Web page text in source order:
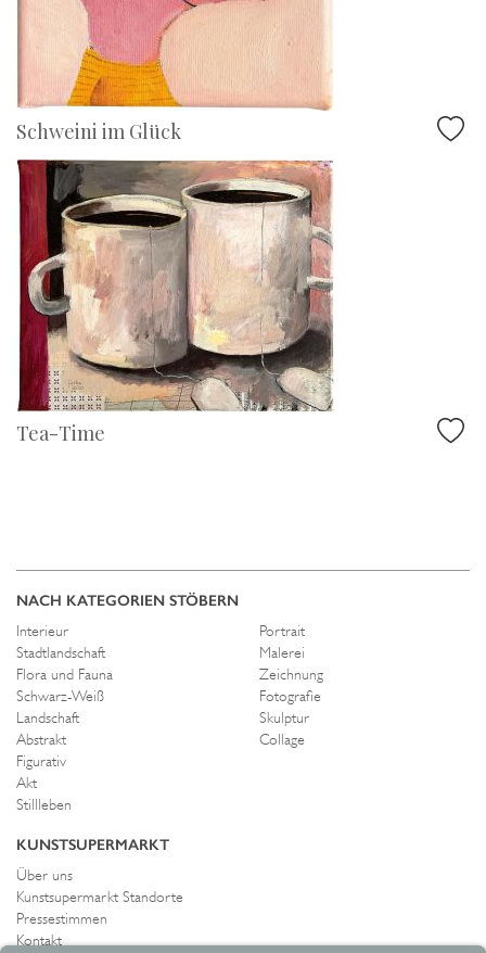
Schweini im Glück
Tea-Time
NACH KATEGORIEN STÖBERN
Interieur
Stadtlandschaft
Flora und Fauna
Schwarz-Weiß
Landschaft
Abstrakt
Figurativ
Akt
Stillleben
Portrait
Malerei
Zeichnung
Fotografie
Skulptur
Collage
KUNSTSUPERMARKT
Über uns
Kunstsupermarkt Standorte
Pressestimmen
Kontakt